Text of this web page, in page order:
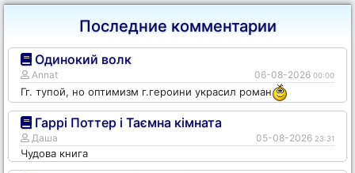
Последние комментарии
Одинокий волк
Annat 06-08-2026 00:00
Гг. тупой, но оптимизм г.героини украсил роман
Гаррі Поттер і Таємна кімната
Даша 05-08-2026 23:31
Чудова книга